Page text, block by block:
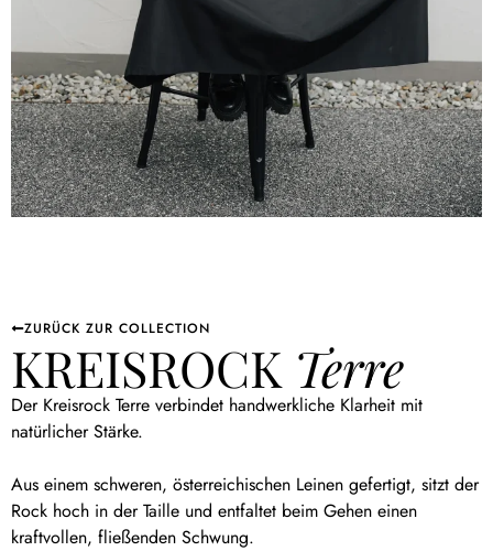
ZURÜCK ZUR COLLECTION
KREISROCK Terre
Der Kreisrock Terre verbindet handwerkliche Klarheit mit
natürlicher Stärke.
Aus einem schweren, österreichischen Leinen gefertigt, sitzt der
Rock hoch in der Taille und entfaltet beim Gehen einen
kraftvollen, fließenden Schwung.